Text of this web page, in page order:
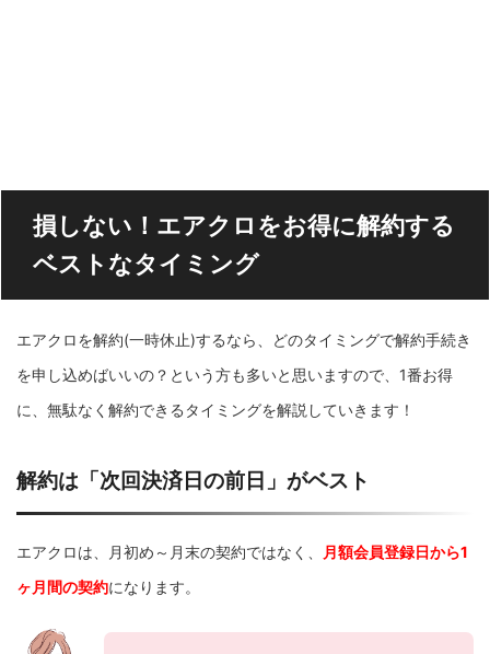
損しない！エアクロをお得に解約する
ベストなタイミング
エアクロを解約(一時休止)するなら、どのタイミングで解約手続き
を申し込めばいいの？という方も多いと思いますので、1番お得
に、無駄なく解約できるタイミングを解説していきます！
解約は「次回決済日の前日」がベスト
エアクロは、月初め～月末の契約ではなく、
月額会員登録日から1
ヶ月間の契約になります。